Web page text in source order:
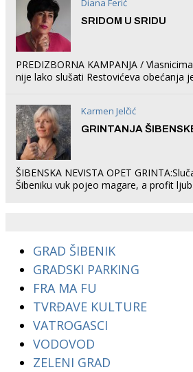
Diana Ferić
SRIDOM U SRIDU
PREDIZBORNA KAMPANJA /
nije lako slušati Restovićeva obećanja
Karmen Jelčić
GRINTANJA
ŠIBENSKA NEVISTA OPET
Šibeniku vuk pojeo magare, a profit
GRAD ŠIBENIK
GRADSKI PARKING
FRA MA FU
TVRĐAVE KULTURE
VATROGASCI
VODOVOD
ZELENI GRAD